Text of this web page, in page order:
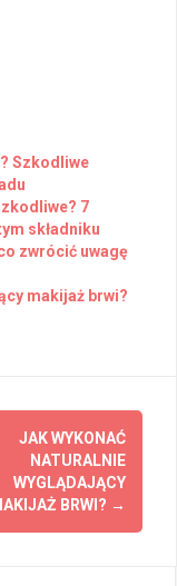
Szkodliwe
7
składniku
zwrócić uwagę
makijaż brwi?
JAK WYKONAĆ
NATURALNIE
WYGLĄDAJĄCY
BRWI? →